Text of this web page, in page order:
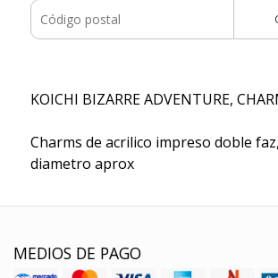
KOICHI BIZARRE ADVENTURE,
Charms de acrilico impreso doble
diametro aprox
MEDIOS DE PAGO